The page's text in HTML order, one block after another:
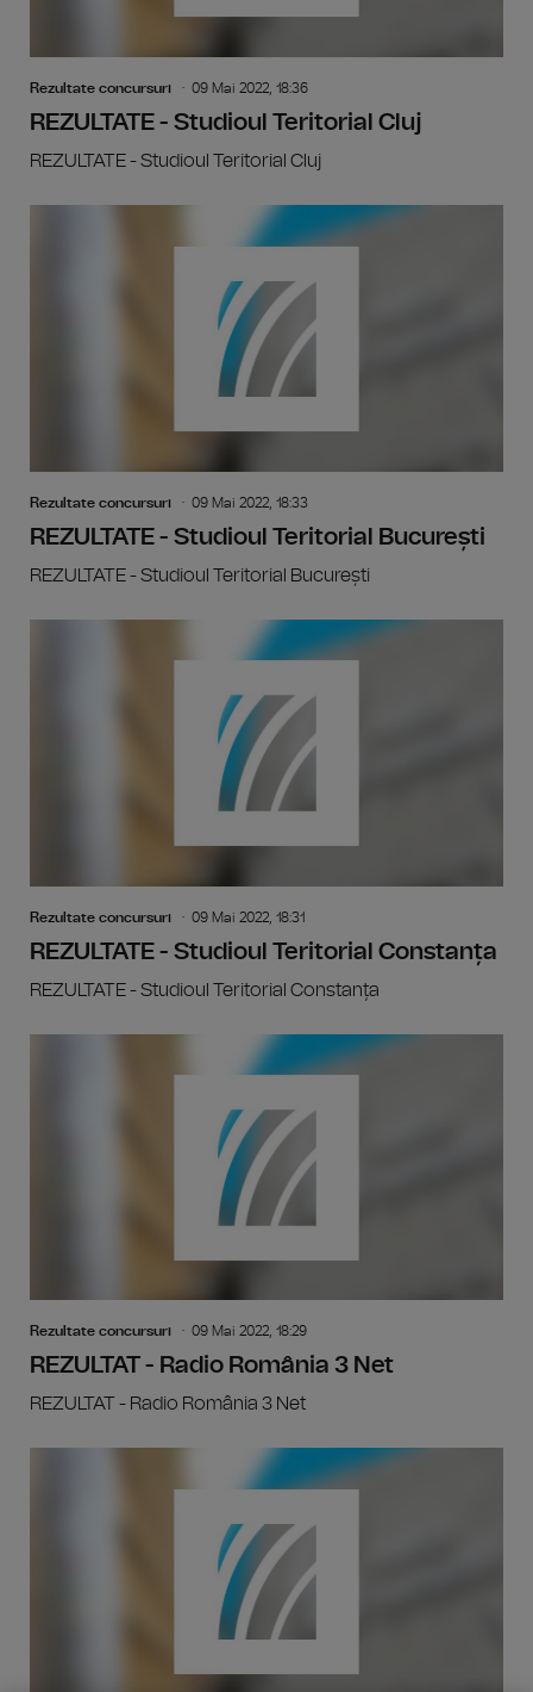
Rezultate concursuri 09 Mai 2022, 18:36
REZULTATE - Studioul Teritorial Cluj
REZULTATE - Studioul Teritorial Cluj
Rezultate concursuri 09 Mai 2022, 18:33
REZULTATE - Studioul Teritorial București
REZULTATE - Studioul Teritorial București
Rezultate concursuri 09 Mai 2022, 18:31
REZULTATE - Studioul Teritorial Constanța
REZULTATE - Studioul Teritorial Constanța
Rezultate concursuri 09 Mai 2022, 18:29
REZULTAT - Radio România 3 Net
REZULTAT - Radio România 3 Net